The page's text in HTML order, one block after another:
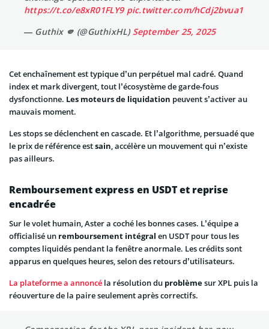
https://t.co/e8xR01FLY9 pic.twitter.com/hCdj2bvua1
— Guthix 🫵 (@GuthixHL) September 25, 2025
Cet enchaînement est typique d’un perpétuel mal cadré. Quand
index et mark divergent, tout l’écosystème de garde-fous
dysfonctionne. Les moteurs de liquidation peuvent s’activer au
mauvais moment.
Les stops se déclenchent en cascade. Et l’algorithme, persuadé que
le prix de référence estsain, accélère un mouvement qui n’existe
pas ailleurs.
Remboursement express en USDT et reprise
encadrée
Sur le volet humain, Aster a coché les bonnes cases. L’équipe a
officialisé un remboursement intégral en USDT pour tous les
comptes liquidés pendant la fenêtre anormale. Les crédits sont
apparus en quelques heures, selon des retours d’utilisateurs.
La plateforme a annoncé la résolution du problèmesur XPL puis la
réouverture de la paire seulement après correctifs.